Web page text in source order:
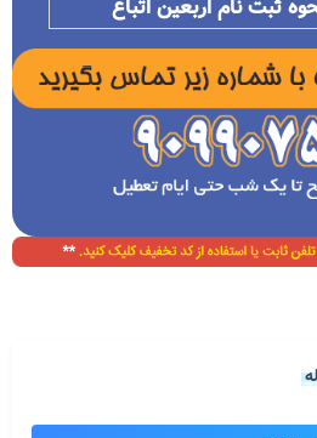
ثبت نام اربعین اتباع